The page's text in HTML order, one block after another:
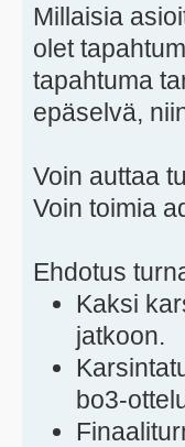
Millaisia
olet
tapahtuma
epäselvä,
Voin auttaa
Voin toimia
Ehdotus
Kaksi
jatkoon.
bo3-